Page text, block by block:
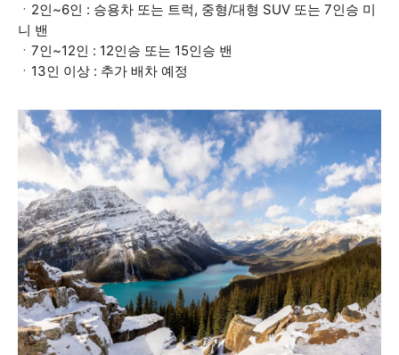
ㆍ2인~6인 : 승용차 또는 트럭, 중형/대형 SUV 또는 7인승 미
니 밴
ㆍ7인~12인 : 12인승 또는 15인승 밴
ㆍ13인 이상 : 추가 배차 예정